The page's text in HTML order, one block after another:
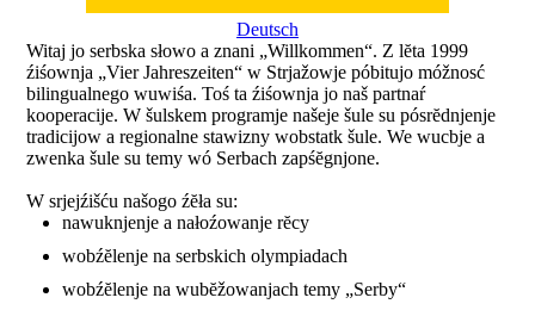
Deutsch
Witaj jo serbska słowo a znani „Willkommen“. Z lĕta 1999
źiśownja „Vier Jahreszeiten“ w Strjažowje póbitujo móžnosć
bilingualnego wuwiśa. Toś ta źiśownja jo naš partnaŕ
kooperacije. W šulskem programje našeje šule su pósrĕdnjenje
tradicijow a regionalne stawizny wobstatk šule. We wucbje a
zwenka šule su temy wó Serbach zapśĕgnjone.
W srjejźišću našogo źĕła su:
nawuknjenje a nałoźowanje rĕcy
wobźĕlenje na serbskich olympiadach
wobźĕlenje na wubĕžowanjach temy „Serby“